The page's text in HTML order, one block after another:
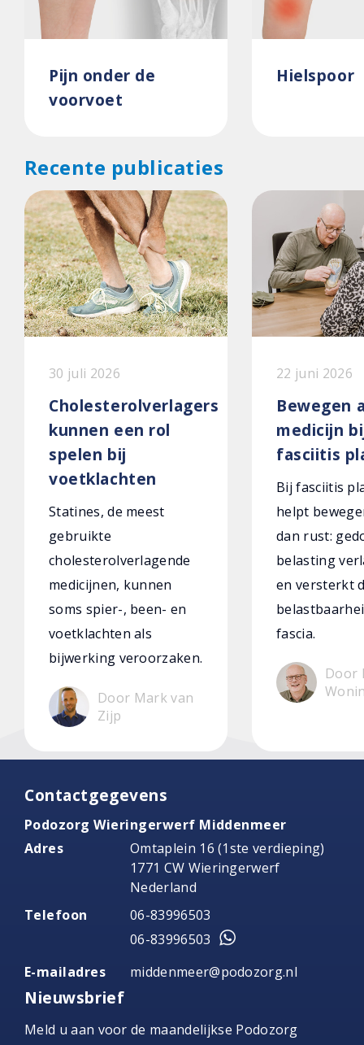
Pijn onder de
voorvoet
Hielspoor
Recente publicaties
30 juli 2026
Cholesterolverlagers
kunnen een rol
spelen bij
voetklachten
Statines, de meest
gebruikte
cholesterolverlagende
medicijnen, kunnen
soms spier-, been- en
voetklachten als
bijwerking veroorzaken.
Door Mark van
Zijp
22 juni 2026
Bewegen
medicijn
fasciitis
Bij fasciitis
helpt
dan rust:
belasting
en versterkt
fascia.
Door
Contactgegevens
Podozorg Wieringerwerf Middenmeer
Adres
Omtaplein 16 (1ste verdieping)
1771 CW Wieringerwerf
Nederland
Telefoon
06-83996503
06-83996503
E-mailadres
middenmeer@podozorg.nl
Nieuwsbrief
Meld u aan voor de maandelijkse Podozorg